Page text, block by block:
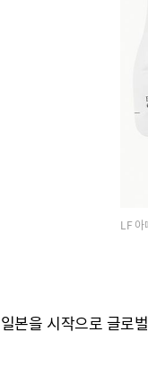
LF 아
본을 시작으로 글로